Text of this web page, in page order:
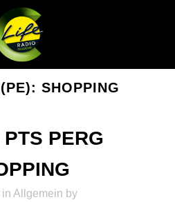
SHOPPING
PTS PERG
in Allgemein by